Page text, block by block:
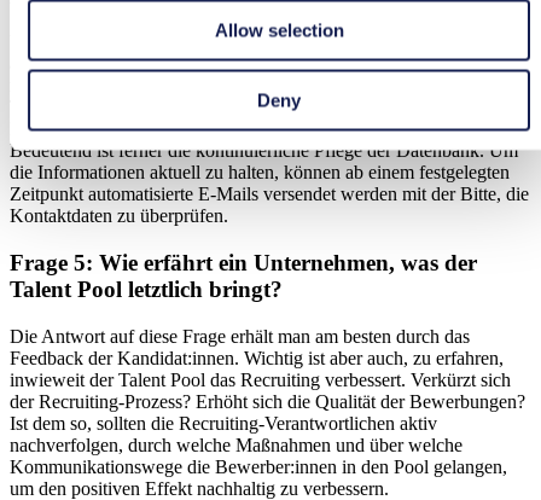
Allow selection
Deny
Unternehmen halten den Kontakt zu Job-Interessierten am besten
aktiv, indem sie sie, wie oben beschrieben, regelmäßig mit
Talenten klar mitzuteilen, wie sie von der Aufnahme in den Talent
Pool profitieren können, aber auch, wo die Grenzen liegen.
Bedeutend ist ferner die kontinuierliche Pflege der Datenbank. Um
die Informationen aktuell zu halten, können ab einem festgelegten
Zeitpunkt automatisierte E-Mails versendet werden mit der Bitte, die
Kontaktdaten zu überprüfen.
Frage 5: Wie erfährt ein Unternehmen, was der
Talent Pool letztlich bringt?
Die Antwort auf diese Frage erhält man am besten durch das
Feedback der Kandidat:innen. Wichtig ist aber auch, zu erfahren,
inwieweit der Talent Pool das Recruiting verbessert. Verkürzt sich
der Recruiting-Prozess? Erhöht sich die Qualität der Bewerbungen?
Ist dem so, sollten die Recruiting-Verantwortlichen aktiv
nachverfolgen, durch welche Maßnahmen und über welche
Kommunikationswege die Bewerber:innen in den Pool gelangen,
um den positiven Effekt nachhaltig zu verbessern.